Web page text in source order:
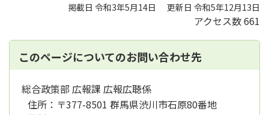
掲載日 令和3年5月14日 更新日 令和5年12月13日
アクセス数661
このページについてのお問い合わせ先
総合政策部 広報課 広報広聴係
住所： 〒377-8501 群馬県渋川市石原80番地